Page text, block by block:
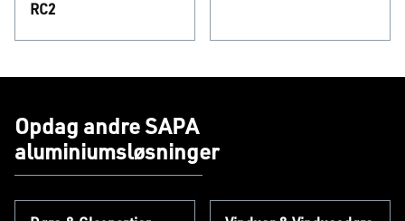
RC2
Opdag andre SAPA
aluminiumsløsninger